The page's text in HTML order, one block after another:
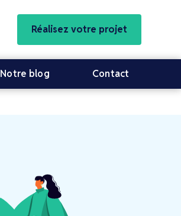
Réalisez votre projet
Notre blog Contact